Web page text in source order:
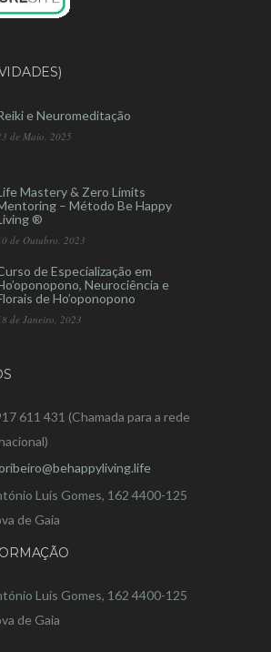
e Neuromeditação
de Maio, 2025
Mastery & Zero Limits
– Método Be Happy
®
de Outubro, 2023
de Especialização em
Neurociência e
de Ho’oponopono
de Janeiro, 2023
611 431 (Chamada para a rede
Luís Gomes, 162 4400-125
de Gaia
Luís Gomes, 162 4400-125
de Gaia